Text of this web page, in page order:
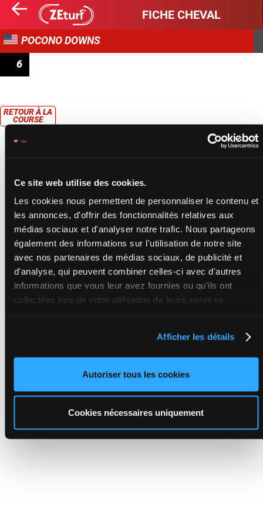
Ce site web utilise des cookies.
Les cookies nous permettent de personnaliser le contenu et
les annonces, d'offrir des fonctionnalités relatives aux
médias sociaux et d'analyser notre trafic. Nous partageons
également des informations sur l'utilisation de notre site
avec nos partenaires de médias sociaux, de publicité et
d'analyse, qui peuvent combiner celles-ci avec d'autres
informations que vous leur avez fournies ou qu'ils ont
collectées lors de votre utilisation de leurs services.
Afficher les détails
Autoriser tous les cookies
Cookies nécessaires uniquement
FICHE CHEVAL
POCONO DOWNS
6
RETOUR À LA
COURSE